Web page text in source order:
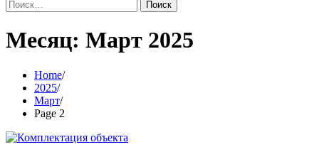
Найти:
Месяц: Март 2025
Home
2025
Март
Page 2